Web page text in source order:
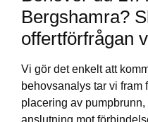
Bergshamra?
offertförfrågan
Vi gör det enkelt att
behovsanalys tar vi fram
placering av